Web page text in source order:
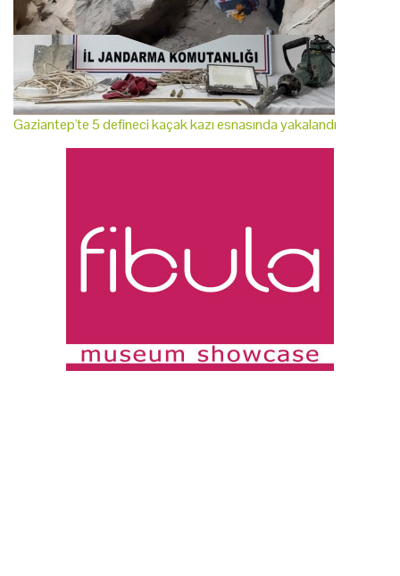
Gaziantep'te 5 defineci kaçak kazı esnasında yakalandı